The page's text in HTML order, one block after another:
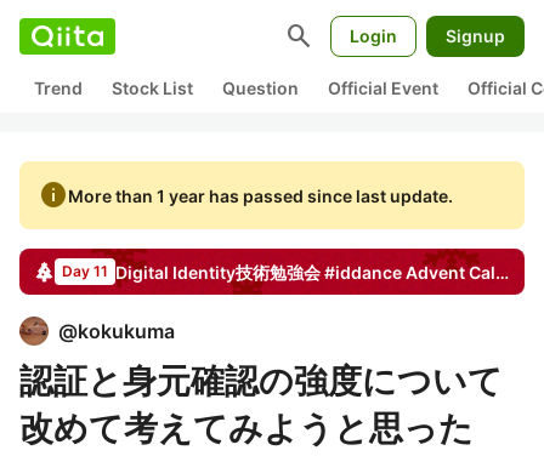
search Login Signup
Trend Stock List Question Official Event Official
infoMore than 1 year has passed since last update.
Day 11 Digital Identity技術勉強会 #iddanceAdvent Calendar
@kokukuma
認証と身元確認の強度について
改めて考えてみようと思った